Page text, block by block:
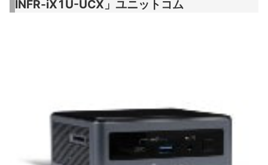
INFR-iX1U-UCX」ユニットコム